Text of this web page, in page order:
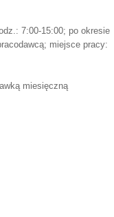
7:00-15:00; po okresie
miejsce pracy:
miesięczną